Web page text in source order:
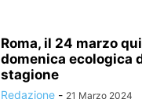
Roma, il 24 marzo
domenica ecologica
stagione
Redazione - 21 Marzo 2024